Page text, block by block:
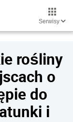
Serwisy
rośliny
o
do
i